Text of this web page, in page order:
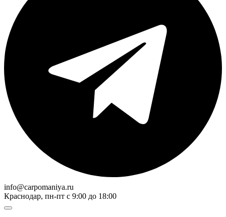
info@carpomaniya.ru
Краснодар, пн-пт с 9:00 до 18:00